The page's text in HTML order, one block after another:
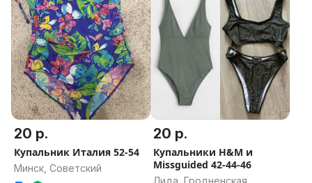
20 р.
Купальник Италия 52-54
Минск, Советский
20 р.
Купальники H&M и
Missguided 42-44-46
Лида, Гродненская